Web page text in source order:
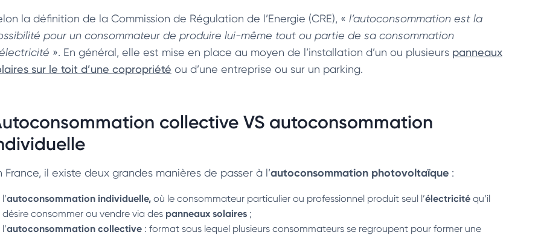
la définition de la Commission de Régulation de l’Energie (CRE), « l’autoconsommation est la
pour un consommateur de produire lui-même tout ou partie de sa consommation
». En général, elle est mise en place au moyen de l’installation d’un ou plusieurs panneaux
sur le toit d’une copropriété ou d’une entreprise ou sur un parking.
collective VS autoconsommation
France, il existe deux grandes manières de passer à l’autoconsommation photovoltaïque :
l’autoconsommation individuelle, où le consommateur particulier ou professionnel produit seul l’électricité qu’il
désire consommer ou vendre via des panneaux solaires ;
l’autoconsommation collective : format sous lequel plusieurs consommateurs se regroupent pour former une